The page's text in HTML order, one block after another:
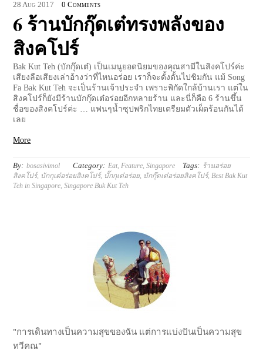
28 Aug 2017 0 Comments
6 ร้านบักกุ๊ดเต๋ทรงพลังของ
สิงคโปร์
Bak Kut Teh (บักกุ๊ดเต๋) เป็นเมนูยอดนิยมของคุณสามีในสิงคโปร์ค่ะ
เสียงลือเสียงเล่าอ้างว่าที่ไหนอร่อย เราก็จะดั้งดั้นไปชิมกัน แม้ Song
Fa Bak Kut Teh จะเป็นร้านเจ้าประจำ เพราะพิกัดใกล้บ้านเรา แต่ใน
สิงคโปร์ก็ยังมีร้านบักกุ๊ดเต๋อร่อยอีกหลายร้าน และนี่ก็คือ 6 ร้านขึ้น
ชื่อของสิงคโปร์ค่ะ … แฟนๆน้ำซุปพริกไทยเตรียมตัวเผ็ดร้อนกันได้
เลย
More
By: bosasivimol Category: Eat,Feature,Singapore Tags: ร้านอร่อย
สิงคโปร์, บักกุเต๋อร่อยสิงคโปร์, บั๊กกุเต๋อร่อย, บักกุ๊ดเต๋อร่อยสิงคโปร์,Best Bak Kut
Teh in Singapore,Singapore Buk Kut Teh
"การเดินทางเป็นความสุขของฉัน แต่การแบ่งปันเป็นความสุข
ทวีคูณ"